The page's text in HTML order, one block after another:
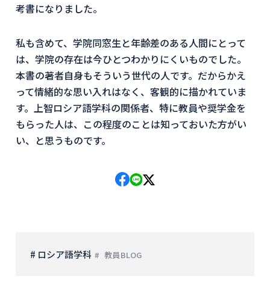
考書になりました。
私も含めて、学院同窓生と年齢差のある人間にとって
は、 学院の存在は今ひとつわかりにくいものでした。
本書の著者自身もそういう世代の人です。 だからかえ
って情緒的な思い入れはなく、 客観的に描かれていま
す。上智ロシア語学科の関係者、特に教員や奨学金を
もらった人は、 この程度のことは知っておいた方がい
い、と思うものです。
# ロシア語学科 教員BLOG